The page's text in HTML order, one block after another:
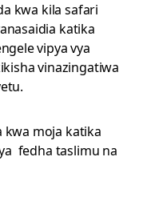
kwa kila safari
katika
vipya vya
vinazingatiwa
kwa moja katika
fedha taslimu na